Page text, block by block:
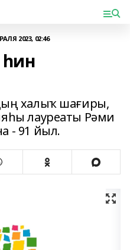
2023, 02:46
һин
халыҡ шағиры,
лауреаты Рәми
- 91 йыл.